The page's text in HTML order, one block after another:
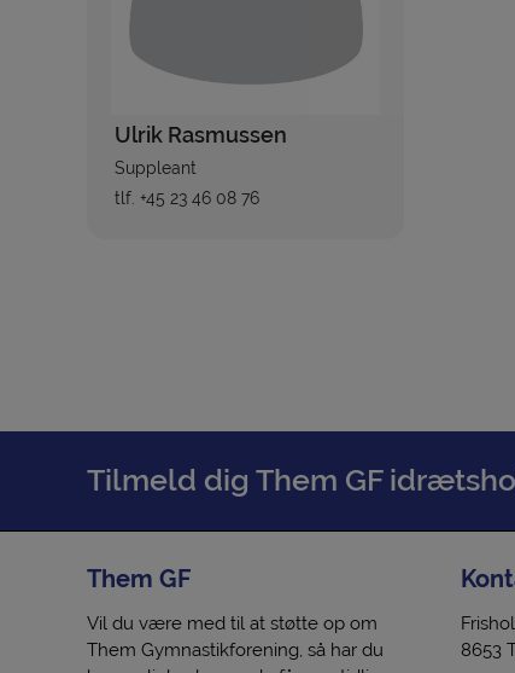
Ulrik Rasmussen
Suppleant
tlf. +45 23 46 08 76
Tilmeld dig Them GF
Them GF
Vil du være med til at støtte op om
Them Gymnastikforening, så har du
8653